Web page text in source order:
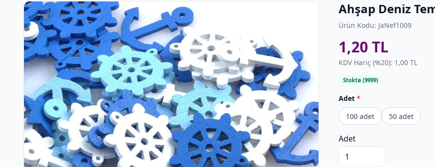
Ahşap Deniz
Ürün Kodu: JaNef1009
1,20 TL
KDV Hariç (%20): 1,00 TL
Stokta (9999)
Adet *
100 adet
50 adet
Adet